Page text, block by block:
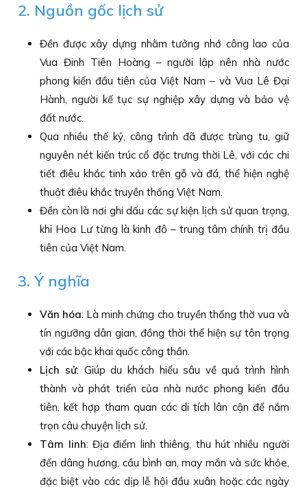
2. Nguồn gốc lịch sử
Đền được xây dựng nhằm tưởng nhớ công lao của
Vua Đinh Tiên Hoàng – người lập nên nhà nước
phong kiến đầu tiên của Việt Nam – và Vua Lê Đại
Hành, người kế tục sự nghiệp xây dựng và bảo vệ
đất nước.
Qua nhiều thế kỷ, công trình đã được trùng tu, giữ
nguyên nét kiến trúc cổ đặc trưng thời Lê, với các chi
tiết điêu khắc tinh xảo trên gỗ và đá, thể hiện nghệ
thuật điêu khắc truyền thống Việt Nam.
Đền còn là nơi ghi dấu các sự kiện lịch sử quan trọng,
khi Hoa Lư từng là kinh đô – trung tâm chính trị đầu
tiên của Việt Nam.
3. Ý nghĩa
Văn hóa: Là minh chứng cho truyền thống thờ vua và
tín ngưỡng dân gian, đồng thời thể hiện sự tôn trọng
với các bậc khai quốc công thần.
Lịch sử: Giúp du khách hiểu sâu về quá trình hình
thành và phát triển của nhà nước phong kiến đầu
tiên, kết hợp tham quan các di tích lân cận để nắm
trọn câu chuyện lịch sử.
Tâm linh: Địa điểm linh thiêng, thu hút nhiều người
đến dâng hương, cầu bình an, may mắn và sức khỏe,
đặc biệt vào các dịp lễ hội đầu xuân hoặc các ngày